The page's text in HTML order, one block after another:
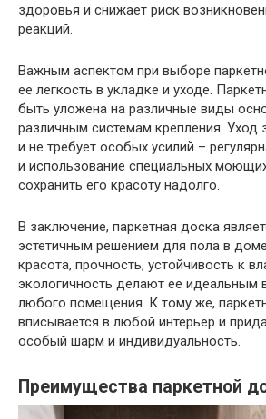
здоровья и снижает риск
реакций.
Важным аспектом при выборе
ее легкость в укладке и уходе.
быть уложена на различные виды
различным системам крепления. Уход
и не требует особых усилий –
и использование специальных
сохранить его красоту надолго.
В заключение, паркетная доска
эстетичным решением для пола в
красота, прочность, устойчивость к
экологичность делают ее идеальным
любого помещения. К тому же,
вписывается в любой интерьер и
особый шарм и индивидуальность.
Преимущества паркетной